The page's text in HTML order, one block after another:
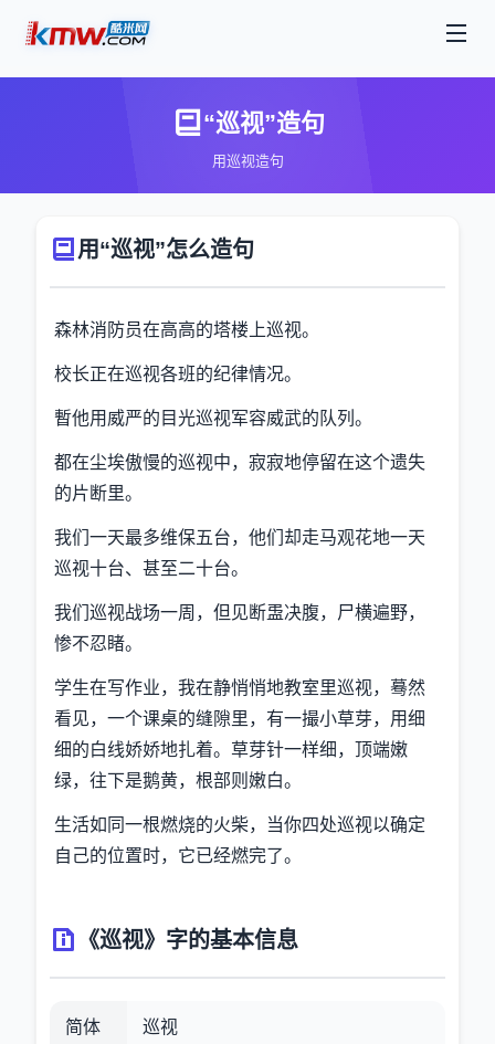
“巡视”造句
用巡视造句
用“巡视”怎么造句
森林消防员在高高的塔楼上巡视。
校长正在巡视各班的纪律情况。
暫他用威严的目光巡视军容威武的队列。
都在尘埃傲慢的巡视中，寂寂地停留在这个遗失
的片断里。
我们一天最多维保五台，他们却走马观花地一天
巡视十台、甚至二十台。
我们巡视战场一周，但见断盄决腹，尸横遍野，
惨不忍睹。
学生在写作业，我在静悄悄地教室里巡视，蓦然
看见，一个课桌的缝隙里，有一撮小草芽，用细
细的白线娇娇地扎着。草芽针一样细，顶端嫩
绿，往下是鹅黄，根部则嫩白。
生活如同一根燃烧的火柴，当你四处巡视以确定
自己的位置时，它已经燃完了。
《巡视》字的基本信息
简体 巡视